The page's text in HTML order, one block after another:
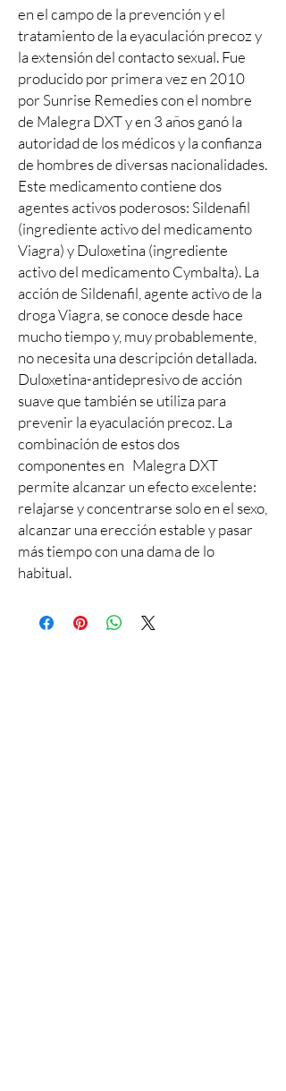
en el campo de la prevención y el
tratamiento de la eyaculación precoz y
la extensión del contacto sexual. Fue
producido por primera vez en 2010
por Sunrise Remedies con el nombre
de Malegra DXT y en 3 años ganó la
autoridad de los médicos y la confianza
de hombres de diversas nacionalidades.
Este medicamento contiene dos
agentes activos poderosos: Sildenafil
(ingrediente activo del medicamento
Viagra) y Duloxetina (ingrediente
activo del medicamento Cymbalta). La
acción de Sildenafil, agente activo de la
droga Viagra, se conoce desde hace
mucho tiempo y, muy probablemente,
no necesita una descripción detallada.
Duloxetina-antidepresivo de acción
suave que también se utiliza para
prevenir la eyaculación precoz. La
combinación de estos dos
componentes en Malegra DXT
permite alcanzar un efecto excelente:
relajarse y concentrarse solo en el sexo,
alcanzar una erección estable y pasar
más tiempo con una dama de lo
habitual.